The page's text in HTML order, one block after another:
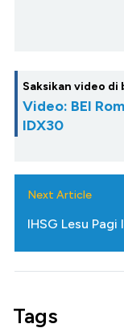
Saksikan video di
Video: BEI
IDX30
Next Article
IHSG Lesu
Tags